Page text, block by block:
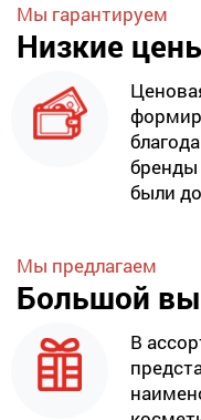
Мы гарантируем
Низкие
были
Мы предлагаем
Большой
В